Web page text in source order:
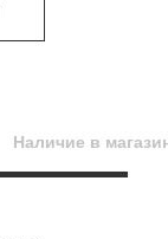
Наличие в